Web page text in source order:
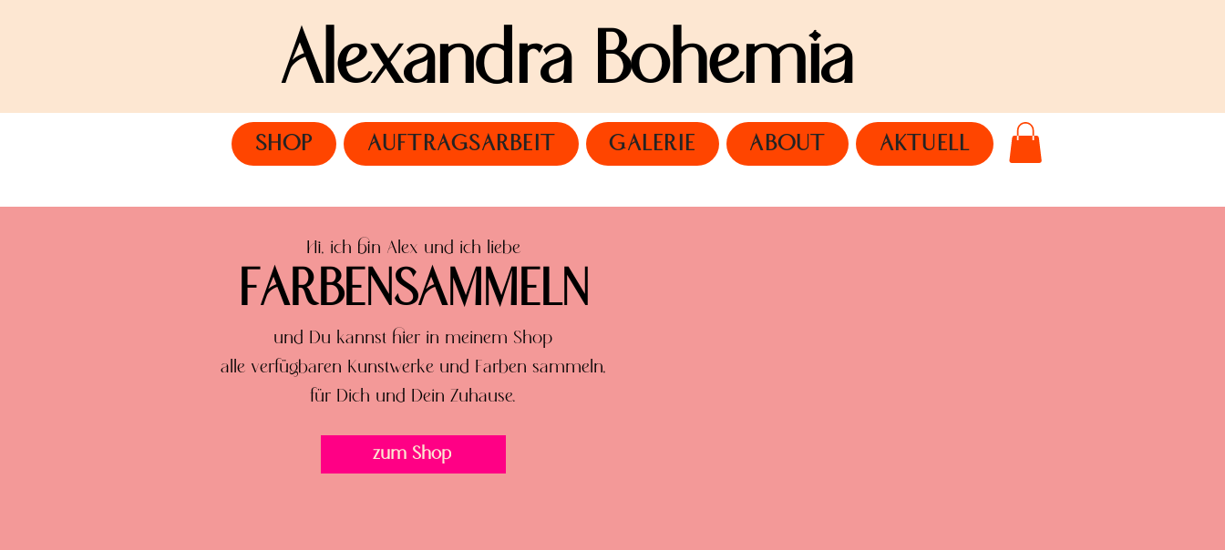
Alexandra Bohemia
SHOP AUFTRAGSARBEIT GALERIE ABOUT AKTUELL
Hi, ich bin Alex und ich liebe
FARBENSAMMELN
und Du kannst hier in meinem Shop
alle verfügbaren Kunstwerke und Farben sammeln,
für Dich und Dein Zuhause.
zum Shop